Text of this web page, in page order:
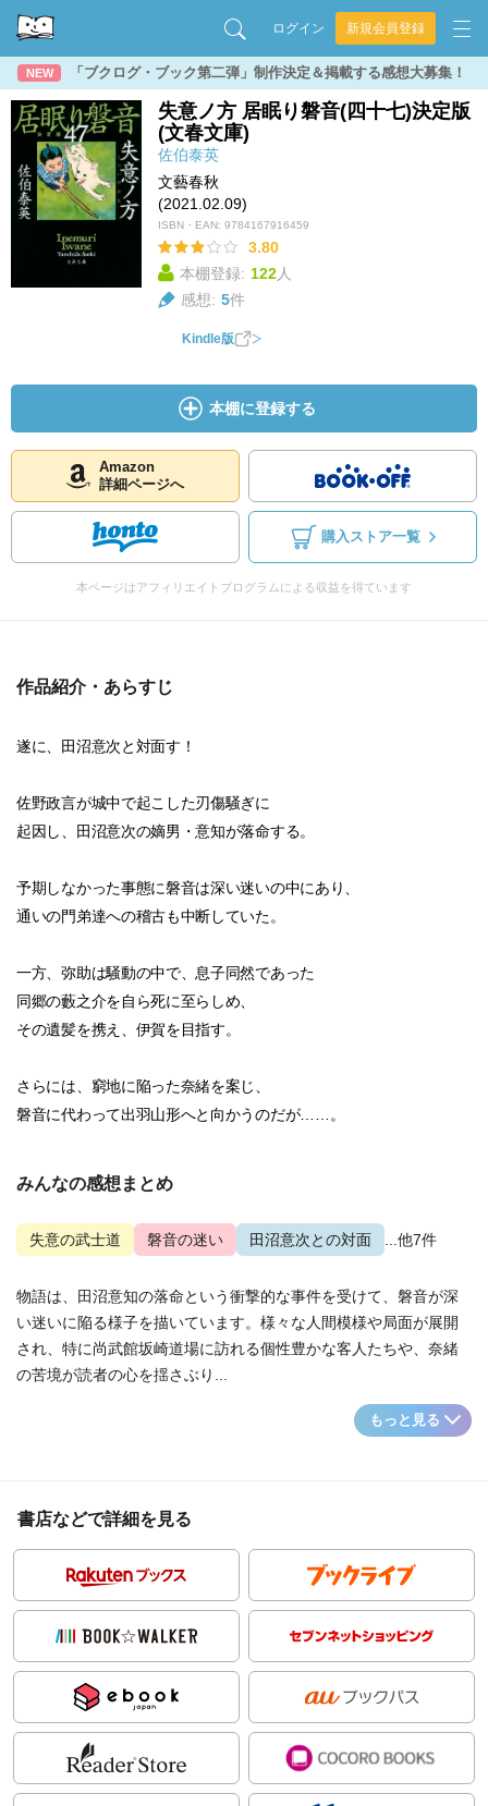
ログイン 新規会員登録
NEW 「ブクログ・ブック第二弾」制作決定＆掲載する感想大募集！
失意ノ方 居眠り磐音(四十七)決定版
(文春文庫)
佐伯泰英
文藝春秋
(2021.02.09)
ISBN・EAN: 9784167916459
3.80
本棚登録: 122人
感想: 5件
Kindle版
本棚に登録する
Amazon
詳細ページへ
購入ストア一覧
本ページはアフィリエイトプログラムによる収益を得ています
作品紹介・あらすじ
遂に、田沼意次と対面す！
佐野政言が城中で起こした刃傷騒ぎに
起因し、田沼意次の嫡男・意知が落命する。
予期しなかった事態に磐音は深い迷いの中にあり、
通いの門弟達への稽古も中断していた。
一方、弥助は騒動の中で、息子同然であった
同郷の藪之介を自ら死に至らしめ、
その遺髪を携え、伊賀を目指す。
さらには、窮地に陥った奈緒を案じ、
磐音に代わって出羽山形へと向かうのだが……。
みんなの感想まとめ
失意の武士道 磐音の迷い 田沼意次との対面 ...他7件
物語は、田沼意知の落命という衝撃的な事件を受けて、磐音が深
い迷いに陥る様子を描いています。様々な人間模様や局面が展開
され、特に尚武館坂崎道場に訪れる個性豊かな客人たちや、奈緒
の苦境が読者の心を揺さぶり...
もっと見る
書店などで詳細を見る